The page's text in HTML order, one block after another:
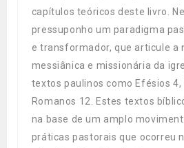
capítulos teóricos deste livro.
pressuponho um paradigma
e transformador, que articule a
messiânica e missionária da
textos paulinos como Efésios 4,
Romanos 12. Estes textos
na base de um amplo
práticas pastorais que ocorreu